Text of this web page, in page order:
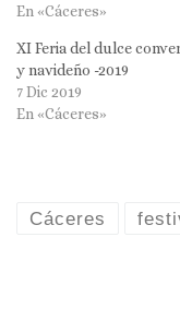
En «Cáceres»
XI Feria del dulce
y navideño -2019
7 Dic 2019
En «Cáceres»
Cáceres